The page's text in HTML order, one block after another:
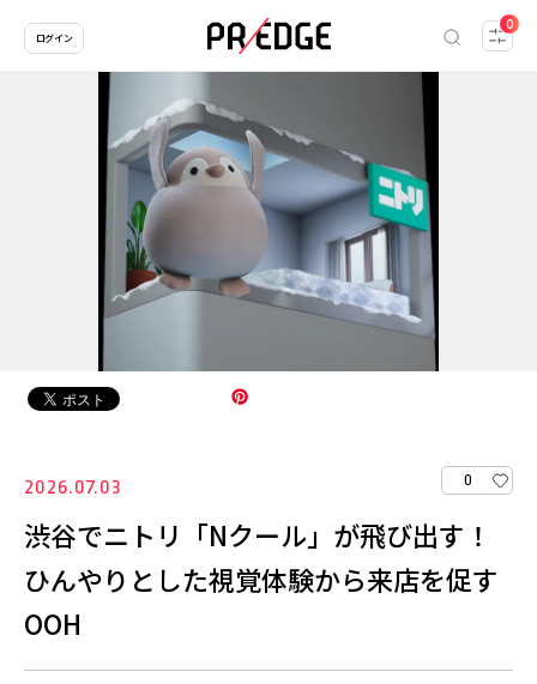
0
ログイン
2026.07.03 0
渋谷でニトリ「Nクール」が飛び出す！
ひんやりとした視覚体験から来店を促す
OOH